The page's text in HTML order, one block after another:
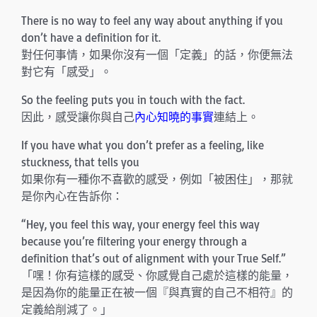
There is no way to feel any way about anything if you
don’t have a definition for it.
對任何事情，如果你沒有一個「定義」的話，你便無法
對它有「感受」。
So the feeling puts you in touch with the fact.
因此，感受讓你與自己內心知曉的事實連結上。
If you have what you don’t prefer as a feeling, like
stuckness, that tells you
如果你有一種你不喜歡的感受，例如「被困住」，那就
是你內心在告訴你：
“Hey, you feel this way, your energy feel this way
because you’re filtering your energy through a
definition that’s out of alignment with your True Self.”
「嘿！你有這樣的感受、你感覺自己處於這樣的能量，
是因為你的能量正在被一個『與真實的自己不相符』的
定義給削減了。」